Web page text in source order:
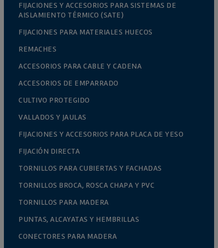
FIJACIONES Y ACCESORIOS PARA SISTEMAS DE
AISLAMIENTO TÉRMICO (SATE)
FIJACIONES PARA MATERIALES HUECOS
REMACHES
ACCESORIOS PARA CABLE Y CADENA
ACCESORIOS DE EMPARRADO
CULTIVO PROTEGIDO
VALLADOS Y JAULAS
FIJACIONES Y ACCESORIOS PARA PLACA DE YESO
FIJACIÓN DIRECTA
TORNILLOS PARA CUBIERTAS Y FACHADAS
TORNILLOS BROCA, ROSCA CHAPA Y PVC
TORNILLOS PARA MADERA
PUNTAS, ALCAYATAS Y HEMBRILLAS
CONECTORES PARA MADERA